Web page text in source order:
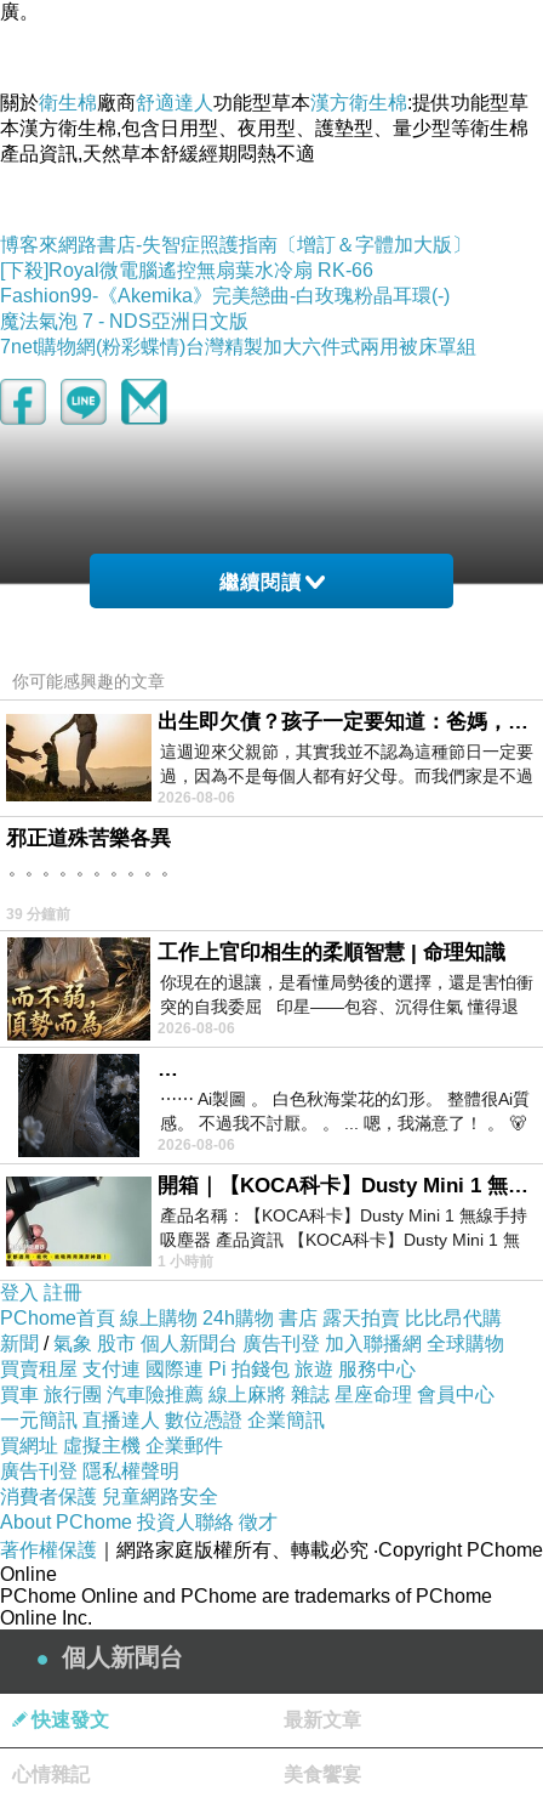
廣。
關於衛生棉廠商舒適達人 功能型草本漢方衛生棉:提供功能型草
本漢方衛生棉,包含日用型、夜用型、護墊型、量少型等衛生棉
產品資訊,天然草本舒緩經期悶熱不適
博客來網路書店-失智症照護指南〔增訂＆字體加大版〕
[下殺]Royal微電腦遙控無扇葉水冷扇 RK-66
Fashion99-《Akemika》完美戀曲-白玫瑰粉晶耳環(-)
魔法氣泡 7 - NDS亞洲日文版
7net購物網(粉彩蝶情)台灣精製加大六件式兩用被床罩組
繼續閱讀
你可能感興趣的文章
出生即欠債？孩子一定要知道：爸媽，其實我不欠你們
這週迎來父親節，其實我並不認為這種節日一定要
過，因為不是每個人都有好父母。而我們家是不過
節的，平時也沒什麼儀式感，生活趨近冷
2026-08-06
邪正道殊苦樂各異
。。。。。。。。。。
39 分鐘前
工作上官印相生的柔順智慧 | 命理知識
你現在的退讓，是看懂局勢後的選擇，還是害怕衝
突的自我委屈 印星——包容、沉得住氣 懂得退
一步觀察，不會
2026-08-06
…
⋯⋯ Ai製圖 。 白色秋海棠花的幻形。 整體很Ai質
感。 不過我不討厭。 。 ... 嗯，我滿意了！ 。 🐻
昨中
2026-08-06
開箱｜【KOCA科卡】Dusty Mini 1 無線手持吸塵器
產品名稱：【KOCA科卡】Dusty Mini 1 無線手持
吸塵器 產品資訊 【KOCA科卡】Dusty Mini 1 無
線手持吸塵器評語： 能吸、能吹兼具兩
1 小時前
登入 註冊
PChome首頁 線上購物 24h購物 書店 露天拍賣 比比昂代購
新聞 /氣象 股市 個人新聞台 廣告刊登 加入聯播網 全球購物
買賣租屋 支付連 國際連 Pi 拍錢包 旅遊 服務中心
買車 旅行團 汽車險推薦 線上麻將 雜誌 星座命理 會員中心
一元簡訊 直播達人 數位憑證 企業簡訊
買網址 虛擬主機 企業郵件
廣告刊登 隱私權聲明
消費者保護 兒童網路安全
About PChome 投資人聯絡 徵才
著作權保護 ｜網路家庭版權所有、轉載必究 ‧Copyright PChome
Online
PChome Online and PChome are trademarks of PChome
Online Inc.
個人新聞台
快速發文 最新文章
心情雜記 美食饗宴